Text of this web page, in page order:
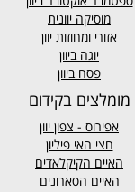
מוסיקה יוונית
אזורי ומחוזות יוון
יוגה ביוון
פסח ביוון
מומלצים בקידום
אפירוס - צפון יוון
חצי האי פיליון
האיים הקיקלאדים
האיים הסארונים